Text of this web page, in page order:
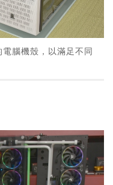
腦機殼，以滿足不同